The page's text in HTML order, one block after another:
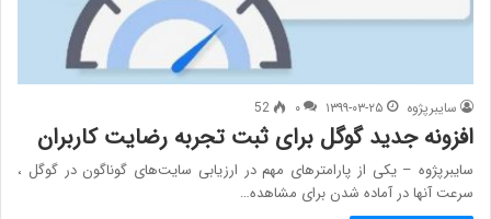
سایبرپژوه ۱۳۹۹-۰۳-۲۵ ۰ 52
افزونه جدید گوگل برای ثبت تجربه رضایت کاربران
سایبرپژوه – یکی از پارامترهای مهم در ارزیابی سایت‌های گوناگون در گوگل ،
سرعت آنها در آماده شدن برای مشاهده…